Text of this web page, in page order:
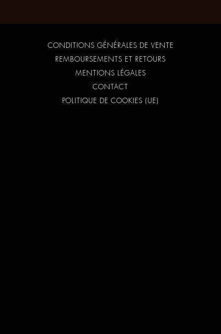
CONDITIONS GÉNÉRALES DE VENTE
REMBOURSEMENTS ET RETOURS
MENTIONS LÉGALES
CONTACT
POLITIQUE DE COOKIES (UE)